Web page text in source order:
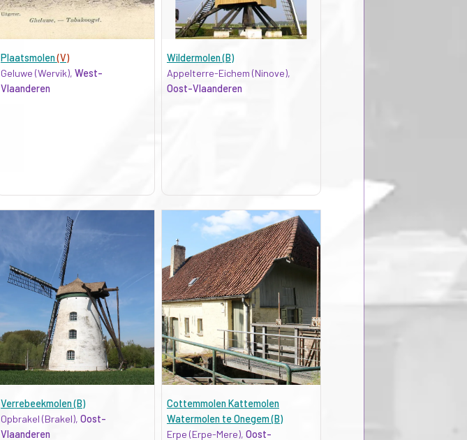
Plaatsmolen(V)
Geluwe (Wervik), West-
Vlaanderen
Wildermolen (B)
Appelterre-Eichem (Ninove),
Oost-Vlaanderen
Verrebeekmolen (B)
Opbrakel (Brakel), Oost-
Vlaanderen
Cottemmolen Kattemolen
Watermolen te Onegem (B)
Erpe (Erpe-Mere), Oost-